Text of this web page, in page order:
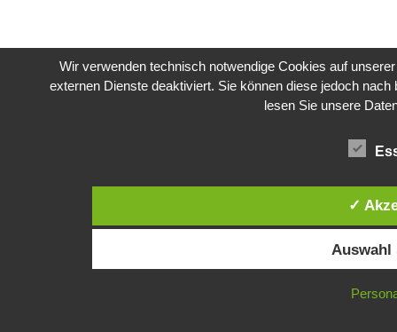
Wir verwenden technisch notwendige Cookies auf
externen Dienste deaktiviert. Sie können diese jedoch
lesen Sie unsere
✓
Auswahl